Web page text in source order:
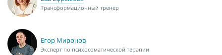
Трансформационный тренер
Егор Миронов
Эксперт по психосоматической терапии